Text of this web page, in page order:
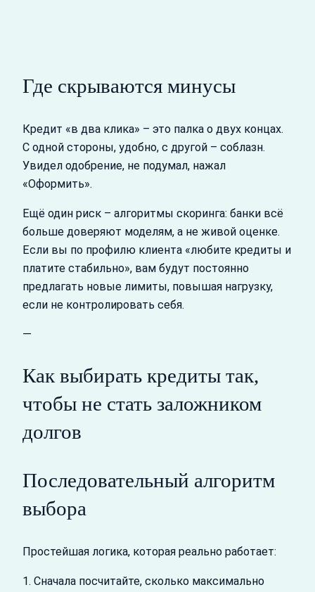
Где скрываются минусы
Кредит «в два клика» – это палка о двух концах.
С одной стороны, удобно, с другой – соблазн.
Увидел одобрение, не подумал, нажал
«Оформить».
Ещё один риск – алгоритмы скоринга: банки всё
больше доверяют моделям, а не живой оценке.
Если вы по профилю клиента «любите кредиты и
платите стабильно», вам будут постоянно
предлагать новые лимиты, повышая нагрузку,
если не контролировать себя.
—
Как выбирать кредиты так,
чтобы не стать заложником
долгов
Последовательный алгоритм
выбора
Простейшая логика, которая реально работает:
1. Сначала посчитайте, сколько максимально